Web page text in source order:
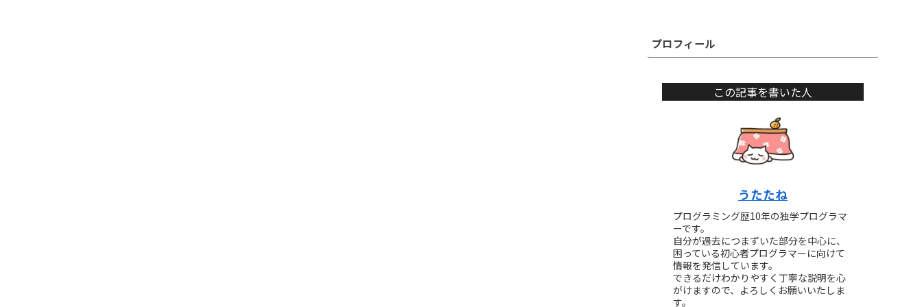
プロフィール
この記事を書いた人
うたたね
プログラミング歴10年の独学プログラマ
ーです。
自分が過去につまずいた部分を中心に、
困っている初心者プログラマーに向けて
情報を発信しています。
できるだけわかりやすく丁寧な説明を心
がけますので、よろしくお願いいたしま
す。